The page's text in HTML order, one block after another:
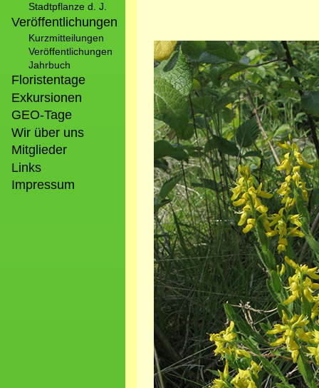
Stadtpflanze d. J.
Veröffentlichungen
Kurzmitteilungen
Veröffentlichungen
Jahrbuch
Floristentage
Exkursionen
GEO-Tage
Wir über uns
Mitglieder
Links
Impressum
Bild